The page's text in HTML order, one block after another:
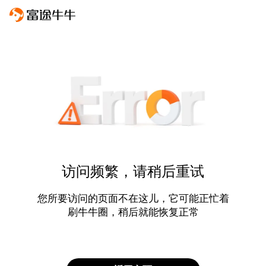
访问频繁，请稍后重试
您所要访问的页面不在这儿，它可能正忙着
刷牛牛圈，稍后就能恢复正常